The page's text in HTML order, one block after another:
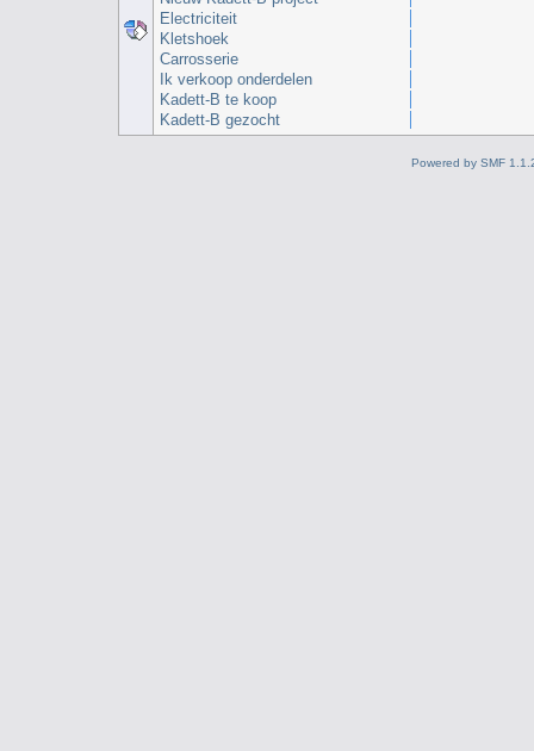
Electriciteit
Kletshoek
Carrosserie
Ik verkoop onderdelen
Kadett-B te koop
Kadett-B gezocht
Powered by SMF